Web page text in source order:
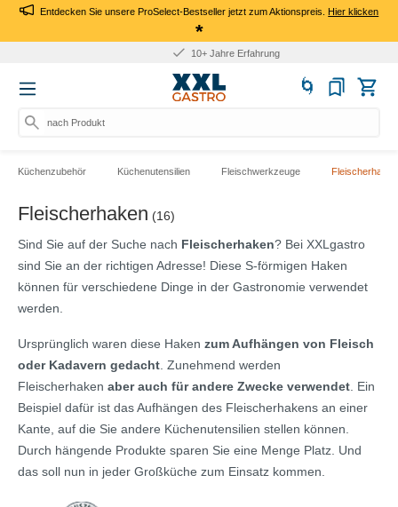
Entdecken Sie unsere ProSelect-Bestseller jetzt zum Aktionspreis.Hier klicken
*
10+ Jahre Erfahrung
nach Produkt, Art.
Küchenzubehör Küchenutensilien Fleischwerkzeuge Fleischerhaken
Fleischerhaken (16)
Sind Sie auf der Suche nach Fleischerhaken? Bei XXLgastro
sind Sie an der richtigen Adresse! Diese S-förmigen Haken
können für verschiedene Dinge in der Gastronomie verwendet
werden.
Ursprünglich waren diese Haken zum Aufhängen von Fleisch
oder Kadavern gedacht . Zunehmend werden
Fleischerhaken aber auch für andere Zwecke verwendet . Ein
Beispiel dafür ist das Aufhängen des Fleischerhakens an einer
Kante, auf die Sie andere Küchenutensilien stellen können.
Durch hängende Produkte sparen Sie eine Menge Platz. Und
das soll nun in jeder Großküche zum Einsatz kommen.